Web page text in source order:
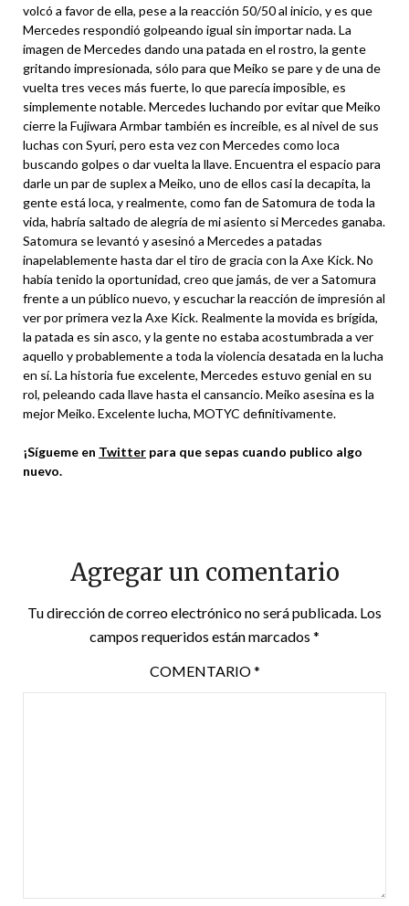
volcó a favor de ella, pese a la reacción 50/50 al inicio, y es que
Mercedes respondió golpeando igual sin importar nada. La
imagen de Mercedes dando una patada en el rostro, la gente
gritando impresionada, sólo para que Meiko se pare y de una de
vuelta tres veces más fuerte, lo que parecía imposible, es
simplemente notable. Mercedes luchando por evitar que Meiko
cierre la Fujiwara Armbar también es increíble, es al nivel de sus
luchas con Syuri, pero esta vez con Mercedes como loca
buscando golpes o dar vuelta la llave. Encuentra el espacio para
darle un par de suplex a Meiko, uno de ellos casi la decapita, la
gente está loca, y realmente, como fan de Satomura de toda la
vida, habría saltado de alegría de mi asiento si Mercedes ganaba.
Satomura se levantó y asesinó a Mercedes a patadas
inapelablemente hasta dar el tiro de gracia con la Axe Kick. No
había tenido la oportunidad, creo que jamás, de ver a Satomura
frente a un público nuevo, y escuchar la reacción de impresión al
ver por primera vez la Axe Kick. Realmente la movida es brígida,
la patada es sin asco, y la gente no estaba acostumbrada a ver
aquello y probablemente a toda la violencia desatada en la lucha
en sí. La historia fue excelente, Mercedes estuvo genial en su
rol, peleando cada llave hasta el cansancio. Meiko asesina es la
mejor Meiko. Excelente lucha, MOTYC definitivamente.
¡Sígueme en Twitter para que sepas cuando publico algo
nuevo.
Agregar un comentario
Tu dirección de correo electrónico no será publicada. Los
campos requeridos están marcados *
COMENTARIO*